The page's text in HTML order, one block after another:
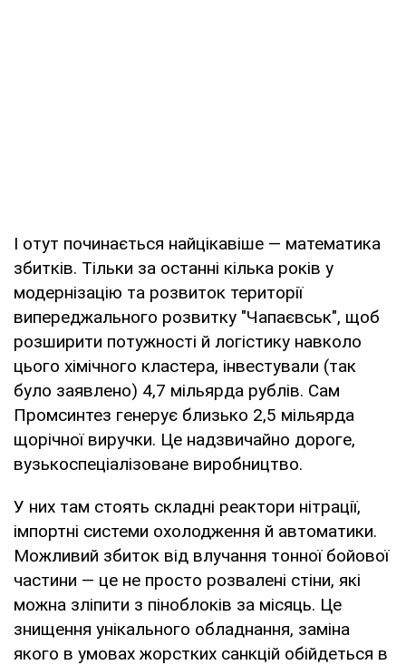
І отут починається найцікавіше — математика
збитків. Тільки за останні кілька років у
модернізацію та розвиток території
випереджального розвитку "Чапаєвськ", щоб
розширити потужності й логістику навколо
цього хімічного кластера, інвестували (так
було заявлено) 4,7 мільярда рублів. Сам
Промсинтез генерує близько 2,5 мільярда
щорічної виручки. Це надзвичайно дороге,
вузькоспеціалізоване виробництво.
У них там стоять складні реактори нітрації,
імпортні системи охолодження й автоматики.
Можливий збиток від влучання тонної бойової
частини — це не просто розвалені стіни, які
можна зліпити з піноблоків за місяць. Це
знищення унікального обладнання, заміна
якого в умовах жорстких санкцій обійдеться в